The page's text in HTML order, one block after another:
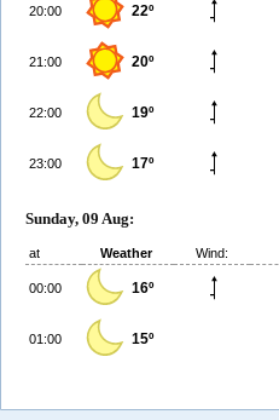
20:00 22º
21:00 20º
22:00 19º
23:00 17º
Sunday, 09 Aug:
at Weather Wind:
00:00 16º
01:00 15º